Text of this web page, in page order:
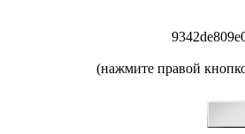
(нажмите правой